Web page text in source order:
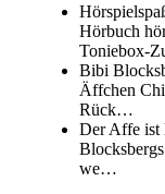
Hörbuch
Toniebox-
Bibi
Äffchen
Rück…
Der Affe ist
we…